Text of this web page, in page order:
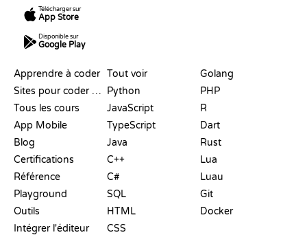
Télécharger sur
App Store
Disponible sur
Google Play
Apprendre à coder
Sites pour coder gratuitement
Tous les cours
App Mobile
Blog
Certifications
Référence
Playground
Outils
Intégrer l'éditeur
Tout voir
Python
JavaScript
TypeScript
Java
C++
C#
SQL
HTML
CSS
Golang
PHP
R
Dart
Rust
Lua
Luau
Git
Docker